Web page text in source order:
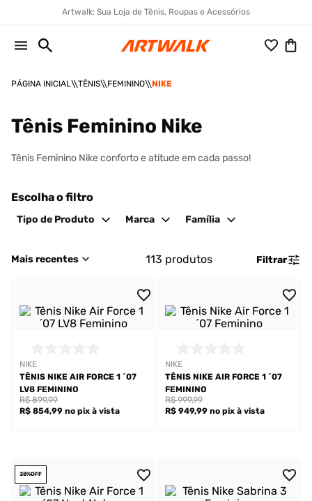
Artwalk: Sua Loja de Tênis, Roupas e Acessórios
TÊNIS FEMININO NIKE
Tênis Feminino Nike
Tênis Feminino Nike conforto e atitude em cada passo!
Escolha o filtro
Tipo de Produto Marca Família
Mais recentes 113 produtos Filtrar
NIKE
TÊNIS NIKE AIR FORCE 1 ´07
LV8 FEMININO
R$ 854,99 no pix à vista
R$ 899,99
NIKE
TÊNIS NIKE AIR FORCE 1 ´07
FEMININO
R$ 949,99 no pix à vista
R$ 999,99
38%OFF